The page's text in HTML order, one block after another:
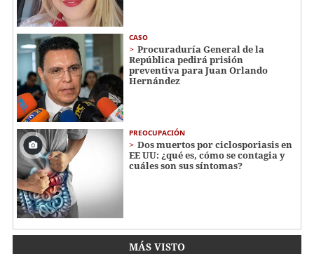
CASO
Procuraduría General de la
República pedirá prisión
preventiva para Juan Orlando
Hernández
PREOCUPACIÓN
Dos muertos por ciclosporiasis en
EE UU: ¿qué es, cómo se contagia y
cuáles son sus síntomas?
MÁS VISTO